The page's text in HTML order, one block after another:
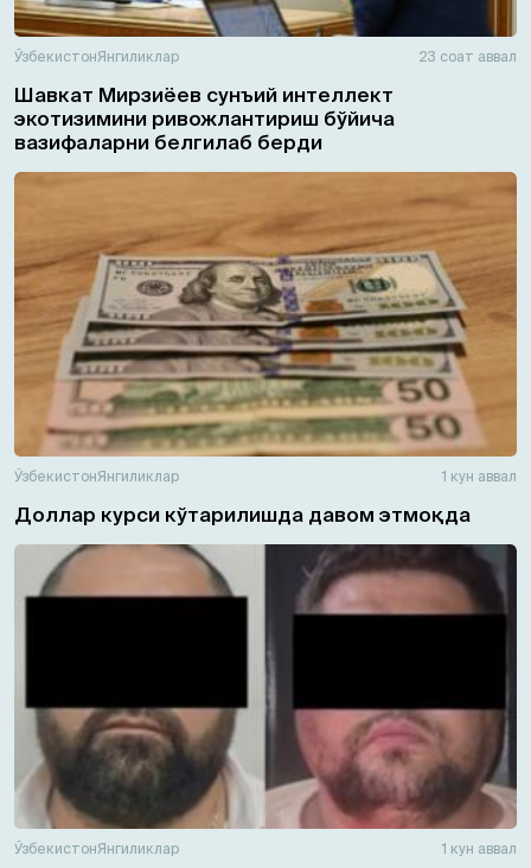
ЎзбекистонЯнгиликлар 23 соат аввал
Шавкат Мирзиёев сунъий интеллект
экотизимини ривожлантириш бўйича
вазифаларни белгилаб берди
ЎзбекистонЯнгиликлар 1 кун аввал
Доллар курси кўтарилишда давом этмоқда
ЎзбекистонЯнгиликлар 1 кун аввал